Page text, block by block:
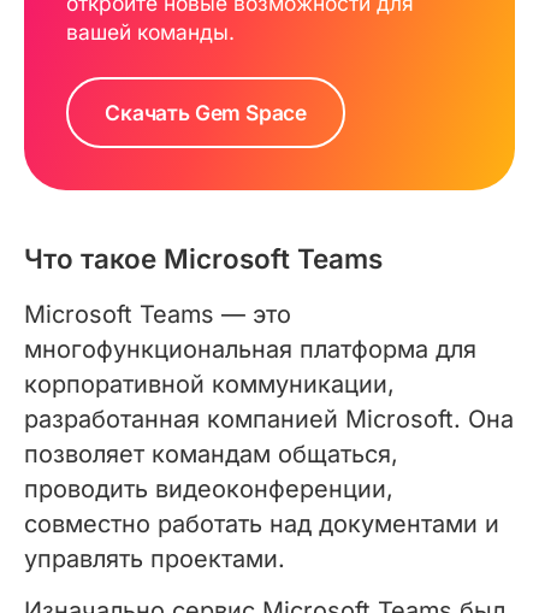
вашей команды.
Скачать Gem Space
Что такое Microsoft Teams
Microsoft Teams — это
многофункциональная платформа для
корпоративной коммуникации,
разработанная компанией Microsoft. Она
позволяет командам общаться,
проводить видеоконференции,
совместно работать над документами и
управлять проектами.